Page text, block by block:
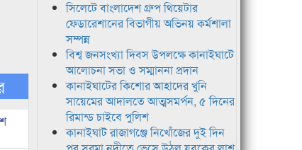
সিলেটে বাংলাদেশ গ্রুপ থিয়েটার
ফেডারেশানের বিভাগীয় অভিনয় কর্মশালা
সম্পন্ন
বিশ্ব জনসংখ্যা দিবস উপলক্ষে কানাইঘাটে
আলোচনা সভা ও সম্মাননা প্রদান
কানাইঘাটের কিশোর আহাদের খুনি
সায়েমের আদালতে আত্মসমর্পন, ৫ দিনের
রিমান্ড চাইবে পুলিশ
কানাইঘাট রাজাগঞ্জে নিখোঁজের দুই দিন